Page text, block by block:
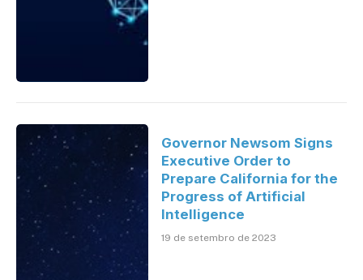
Governor Newsom Signs
Executive Order to
Prepare California for the
Progress of Artificial
Intelligence
19 de setembro de 2023